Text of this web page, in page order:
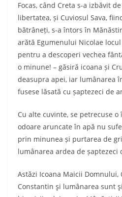
Focas, când Creta s-a izbăvit
libertatea, și Cuviosul Sava,
bătrâneți, s-a întors în
arătă Egumenului Nicolae
pentru a descoperi vechea
o minune! – găsiră icoana și
deasupra apei, iar lumânarea
fusese lăsată cu șaptezeci de
Cu alte cuvinte, se petrecuse
odoare aruncate în apă nu
prin minunea și purtarea de
lumânarea ardea de șaptezeci
Astăzi Icoana Maicii
Constantin şi lumânarea sunt